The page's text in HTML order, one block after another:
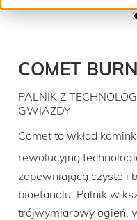
COMET
PALNIK Z
GWIAZDY
Comet to wkład
rewolucyjną
zapewniającą czyste i
bioetanolu. Palnik w
trójwymiarowy ogień,